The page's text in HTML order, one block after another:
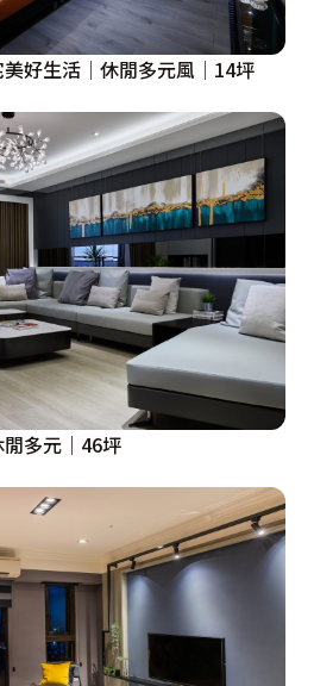
延伸用高腳桌）
）
客房）
定較為清晰，但同時也帶來一
電視主牆的收納範圍較不連繫，
能彈性較低，更重要的是造成入
線規劃造成空間浪費
濕廚房的設計，而且空間較為
區，將濕廚房縮小、改餐桌為中
美好生活│休閒多元風│14坪
多元｜46坪